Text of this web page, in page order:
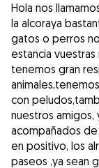
Hola nos
la alcoraya
gatos o perros
estancia
tenemos gran
con
nuestros
acompañados
en positivo, los
paseos ,ya sean